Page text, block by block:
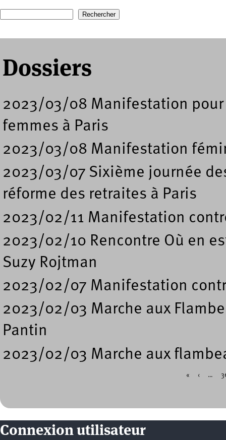
Formulaire de recherche
Dossiers
2023/03/08 Manifestation
femmes à Paris
2023/03/08 Manifestation
2023/03/07 Sixième journée
réforme des retraites à Paris
2023/02/11 Manifestation
2023/02/10 Rencontre Où en
Suzy Rojtman
2023/02/07 Manifestation
2023/02/03 Marche aux
Pantin
2023/02/03 Marche aux
« ‹ …
Connexion utilisateur